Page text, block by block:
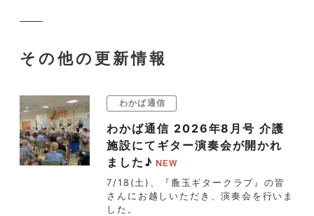
その他の更新情報
わかば通信
わかば通信 2026年8月号 介護
施設にてギター演奏会が開かれ
ました♪
7/18(土)、『麁玉ギタークラブ』の皆
さんにお越しいただき、演奏会を行いま
した。